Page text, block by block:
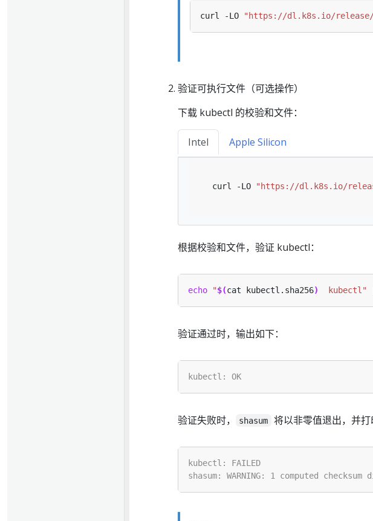
curl -LO "https://dl.k8s.io/release/
验证可执行文件（可选操作）
下载 kubectl 的校验和文件：
Intel Apple Silicon
   curl -LO
"https://dl.k8s.io/
根据校验和文件，验证 kubectl：
echo "$(cat kubectl.sha256)
  kubectl"
验证通过时，输出如下：
验证失败时， shasum 将以非零值退出，并打